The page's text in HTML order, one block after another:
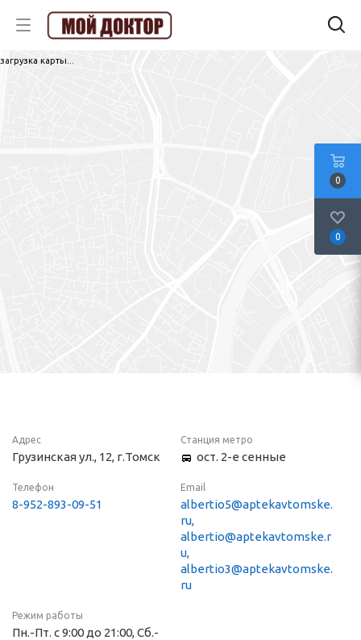
загрузка карты...
Адрес
Грузинская ул., 12, г.Томск
Станция метро
ост. 2-е сенные
Телефон
8-952-893-09-51
Email
albertio5@aptekavtomske.
ru,
albertio@aptekavtomske.r
u,
albertio3@aptekavtomske.
ru
Режим работы
Пн.-Пт. с 9:00 до 21:00, Сб.-
0
0